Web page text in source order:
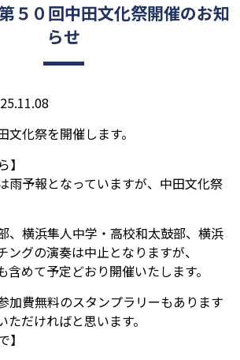
５０回中田文化祭開催のお知
らせ
化祭を開催します。
】
雨予報となっていますが、中田文化祭
、横浜隼人中学・高校和太鼓部、横浜
ングの演奏は中止となりますが、
含めて予定どおり開催いたします。
加費無料のスタンプラリーもあります
だければと思います。
】